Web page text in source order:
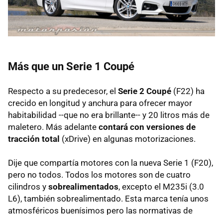
Más que un Serie 1 Coupé
Respecto a su predecesor, el Serie 2 Coupé (F22) ha
crecido en longitud y anchura para ofrecer mayor
habitabilidad --que no era brillante-- y 20 litros más de
maletero. Más adelante contará con versiones de
tracción total (xDrive) en algunas motorizaciones.
Dije que compartía motores con la nueva Serie 1 (F20),
pero no todos. Todos los motores son de cuatro
cilindros y sobrealimentados, excepto el M235i (3.0
L6), también sobrealimentado. Esta marca tenía unos
atmosféricos buenísimos pero las normativas de